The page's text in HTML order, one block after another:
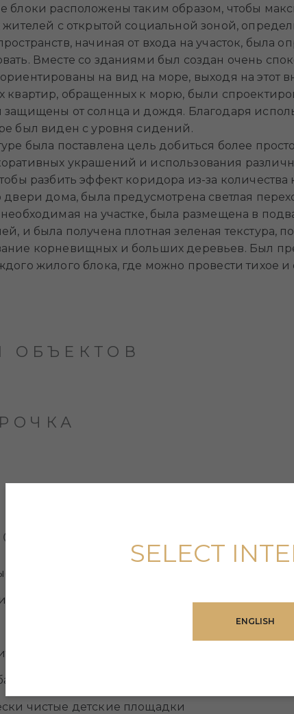
блоки расположены таким образом, чтобы
жителей с открытой социальной зоной,
начиная от входа на участок,
Вместе со зданиями был создан очень
на вид на море, выходя на этот
квартир, обращенных к морю, были
защищены от солнца и дождя. Благодаря
был виден с уровня сидений.
была поставлена цель добиться более
украшений и использования
разбить эффект коридора из-за
двери дома, была предусмотрена светлая
на участке, была размещена в
и была получена плотная зеленая текстура,
корневищных и больших деревьев. Был
жилого блока, где можно провести тихое
ОБЪЕКТОВ
и удобные места общего пользования
закрытая парковка
центр
чистые детские площадки
SELECT
ENGLISH